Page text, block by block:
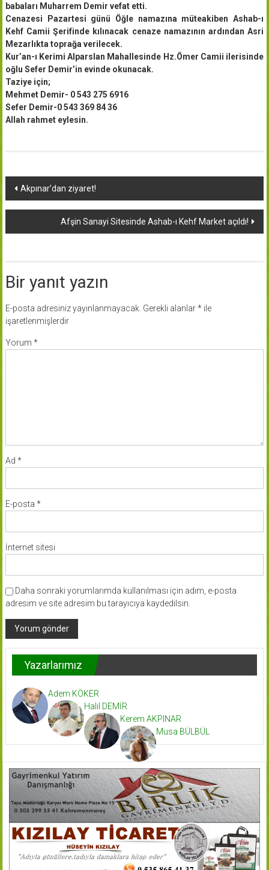
babaları Muharrem Demir vefat etti.
Cenazesi Pazartesi günü Öğle namazına müteakiben Ashab-ı
Kehf Camii Şerifinde kılınacak cenaze namazının ardından Asri
Mezarlıkta toprağa verilecek.
Kur’an-ı Kerimi Alparslan Mahallesinde Hz.Ömer Camii ilerisinde
oğlu Sefer Demir’in evinde okunacak.
Taziye için;
Mehmet Demir- 0 543 275 6916
Sefer Demir-0 543 369 84 36
Allah rahmet eylesin.
Yazı
dolaşımı
Akpınar’dan ziyaret!
Afşin Sanayi Sitesinde Ashab-ı Kehf Market açıldı!
Bir yanıt yazın
E-posta adresiniz yayınlanmayacak. Gerekli alanlar*ile
işaretlenmişlerdir
Yorum *
Ad *
E-posta *
İnternet sitesi
Daha sonraki yorumlarımda kullanılması için adım, e-posta
adresim ve site adresim bu tarayıcıya kaydedilsin.
Yazarlarımız
Adem KÖKER
Halil DEMİR
Kerem AKPINAR
Musa BÜLBÜL